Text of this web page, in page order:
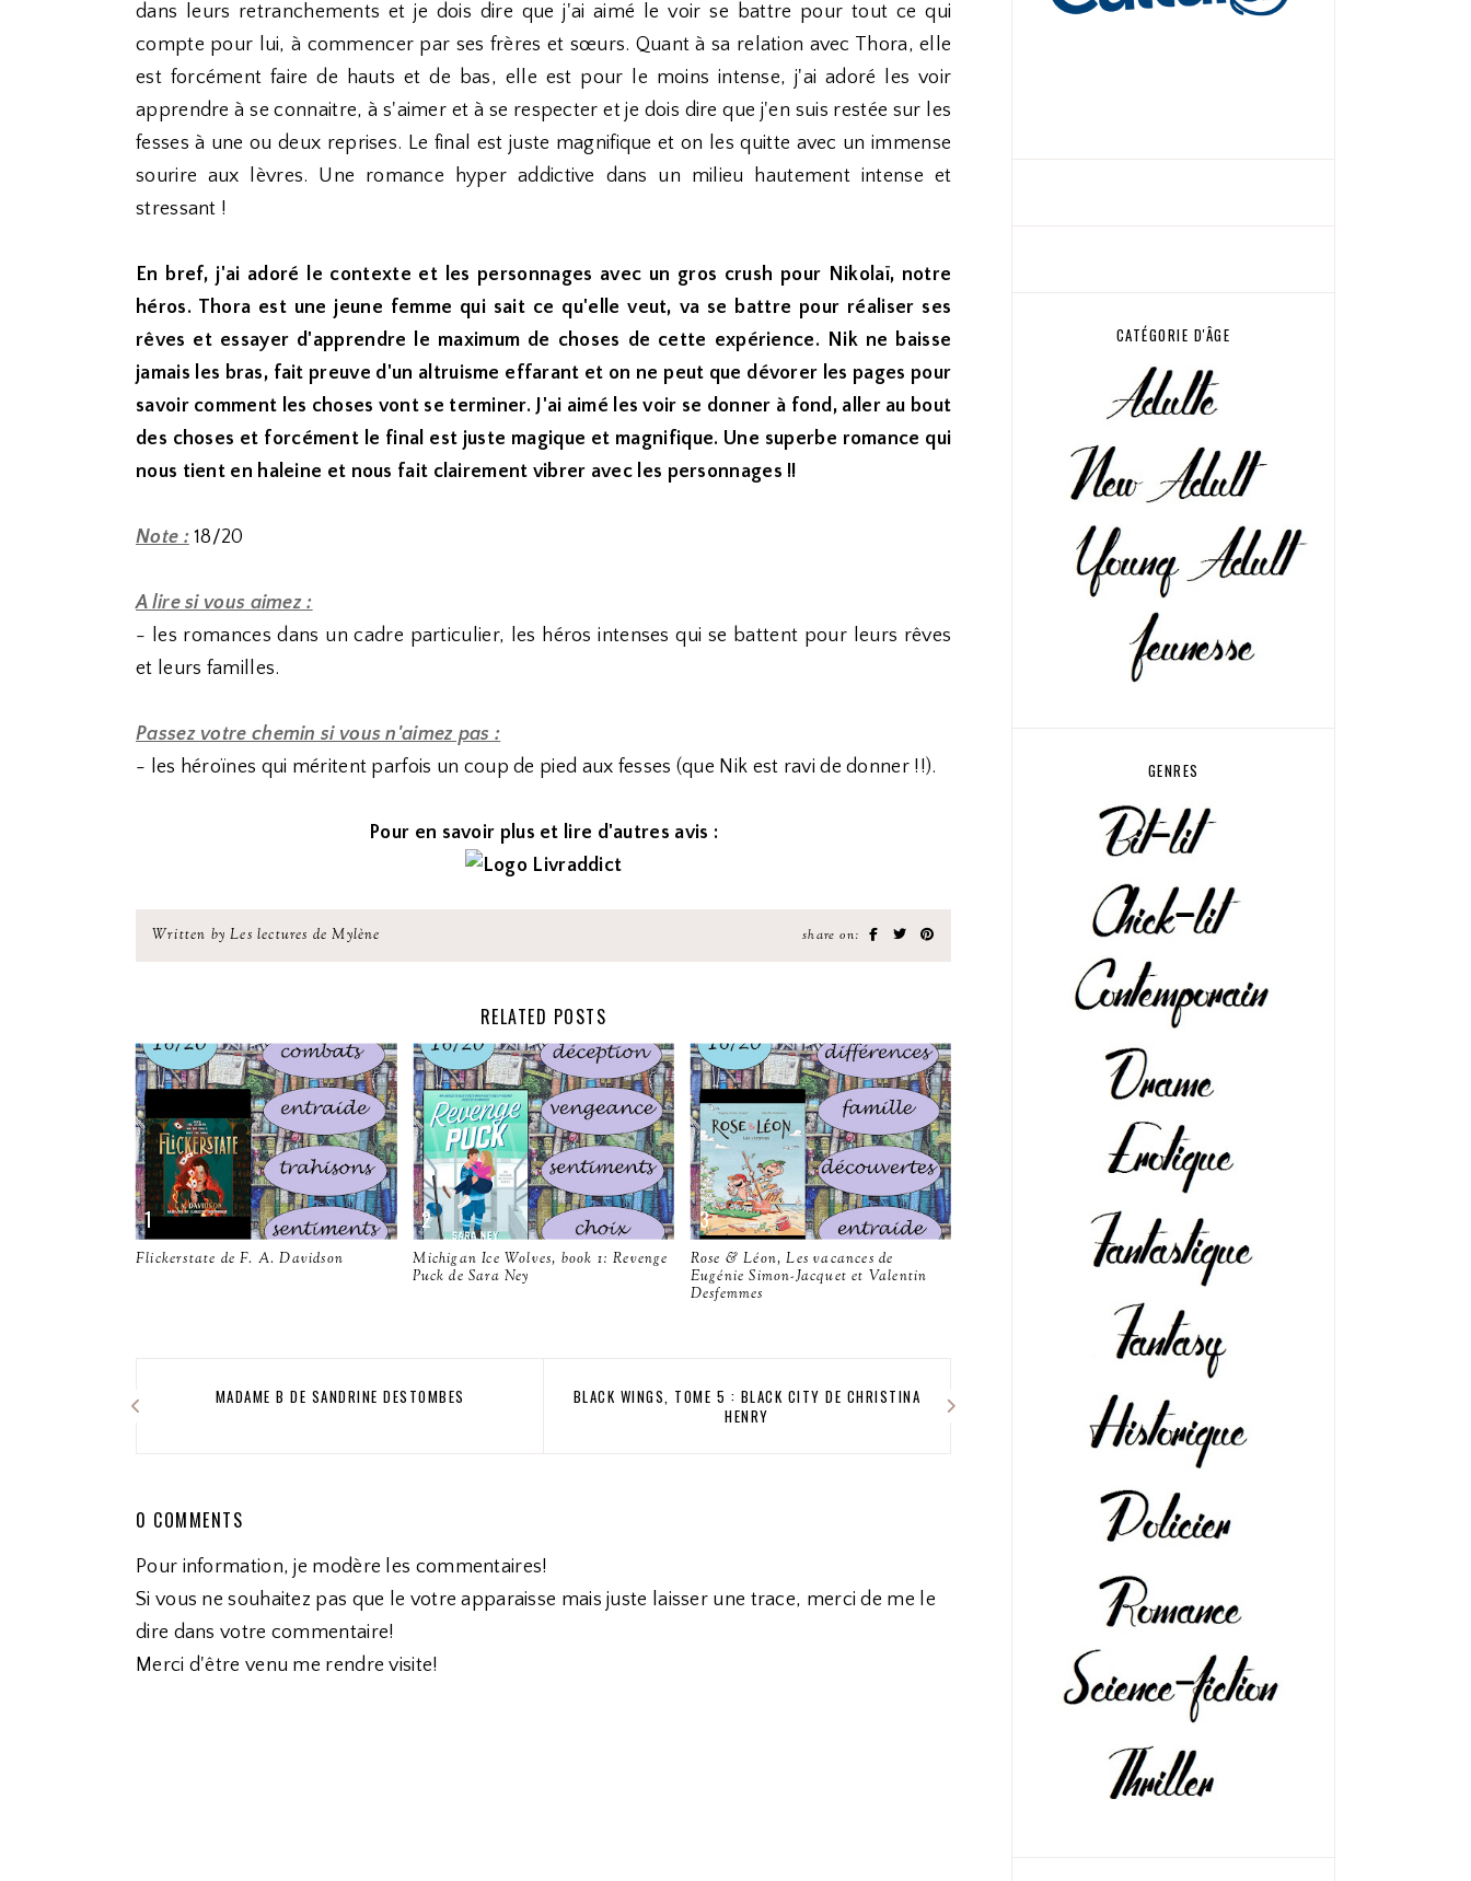
dans leurs retranchements et je dois dire que j'ai aimé le voir se battre pour tout ce qui
compte pour lui, à commencer par ses frères et sœurs. Quant à sa relation avec Thora, elle
est forcément faire de hauts et de bas, elle est pour le moins intense, j'ai adoré les voir
apprendre à se connaitre, à s'aimer et à se respecter et je dois dire que j'en suis restée sur les
fesses à une ou deux reprises. Le final est juste magnifique et on les quitte avec un immense
sourire aux lèvres. Une romance hyper addictive dans un milieu hautement intense et
stressant !
En bref, j'ai adoré le contexte et les personnages avec un gros crush pour Nikolaï, notre
héros. Thora est une jeune femme qui sait ce qu'elle veut, va se battre pour réaliser ses
rêves et essayer d'apprendre le maximum de choses de cette expérience. Nik ne baisse
jamais les bras, fait preuve d'un altruisme effarant et on ne peut que dévorer les pages pour
savoir comment les choses vont se terminer. J'ai aimé les voir se donner à fond, aller au bout
des choses et forcément le final est juste magique et magnifique. Une superbe romance qui
nous tient en haleine et nous fait clairement vibrer avec les personnages !!
Note : 18/20
A lire si vous aimez :
- les romances dans un cadre particulier, les héros intenses qui se battent pour leurs rêves
et leurs familles.
Passez votre chemin si vous n'aimez pas :
- les héroïnes qui méritent parfois un coup de pied aux fesses (que Nik est ravi de donner !!).
Pour en savoir plus et lire d'autres avis :
Written by Les lectures de Mylène share on:
RELATED POSTS
Flickerstate de F. A. Davidson
Michigan Ice Wolves, book 1: Revenge
Puck de Sara Ney
Rose & Léon, Les vacances de
Eugénie Simon-Jacquet et Valentin
Desfemmes
MADAME B DE SANDRINE DESTOMBES
BLACK WINGS, TOME 5 : BLACK CITY DE CHRISTINA
HENRY
0 COMMENTS
Pour information, je modère les commentaires!
Si vous ne souhaitez pas que le votre apparaisse mais juste laisser une trace, merci de me le
dire dans votre commentaire!
Merci d'être venu me rendre visite!
CATÉGORIE D'ÂGE
GENRES